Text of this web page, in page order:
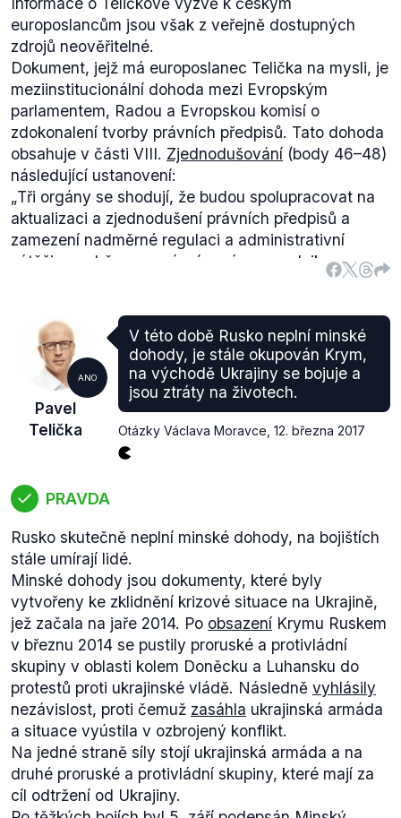
europoslancům jsou však z veřejně dostupných
zdrojů neověřitelné.
Dokument, jejž má europoslanec Telička na mysli, je
meziinstitucionální dohoda mezi Evropským
parlamentem, Radou a Evropskou komisí o
zdokonalení tvorby právních předpisů. Tato dohoda
obsahuje v části VIII. Zjednodušování (body 46–48)
následující ustanovení:
„Tři orgány se shodují, že budou spolupracovat na
aktualizaci a zjednodušení právních předpisů a
zamezení nadměrné regulaci a administrativní
zátěži pro občany, správní orgány a podniky,
odstartovalo
sděleníKomise z 19. května 2015 a
jednáníbyla oficiálně zahájena 25. června 2015.
Evropský parlament při vyjednávánízastupovalGuy
Verhofstadt, předseda poslanecké skupiny ALDE,
jejímžčlenem
je i europoslanec Telička. Hrubá
podoba dohody bylaschválena8. prosince 2015, v
vstoupila
několikrátvyjadřoval
hlavních bodů týkajících se zlepšení tvorby právních
předpisů. Zda však byl členem týmu připravujícího
tuto dohodu, je z dostupných zdrojů neověřitelné.
To samé platí i o jeho výzvě k českým
europoslancům.
ANO
Pavel
Telička
V této době Rusko neplní minské
dohody, je stále okupován Krym,
na východě Ukrajiny se bojuje a
jsou ztráty na životech.
Otázky Václava Moravce 12. března 2017
PRAVDA
Rusko skutečně neplní minské dohody, na bojištích
stále umírají lidé.
Minské dohody jsou dokumenty, které byly
vytvořeny ke zklidnění krizové situace na Ukrajině,
jež začala na jaře 2014. Po obsazení Krymu Ruskem
v březnu 2014 se pustily proruské a protivládní
skupiny v oblasti kolem Doněcku a Luhansku do
protestů proti ukrajinské vládě. Následně vyhlásily
nezávislost, proti čemuž zasáhla ukrajinská armáda
a situace vyústila v ozbrojený konflikt.
Na jedné straně síly stojí ukrajinská armáda a na
druhé proruské a protivládní skupiny, které mají za
cíl odtržení od Ukrajiny.